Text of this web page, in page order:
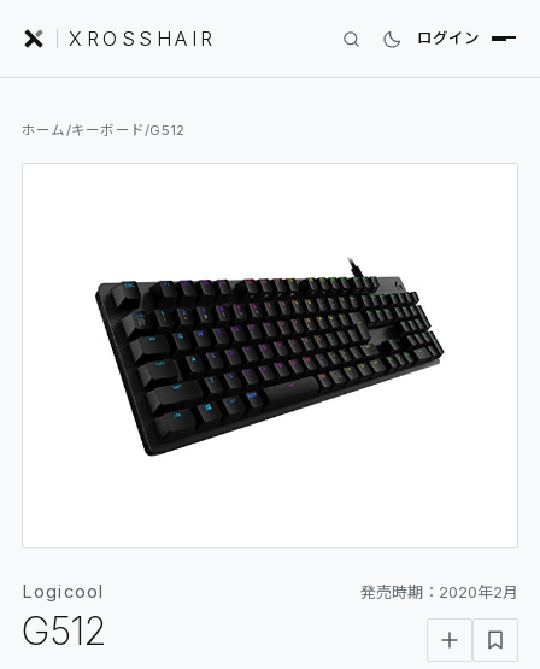
XROSSHAIR ログイン
ニュース
フォーラム
セットアップ
07 マイページ
ホーム/キーボード/G512
Logicool 発売時期： 2020年2月
G512